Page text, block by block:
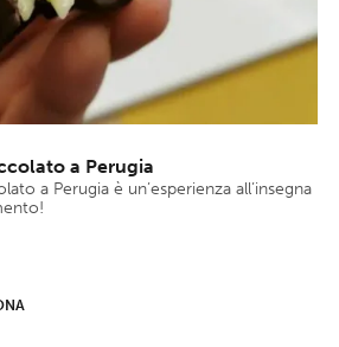
a Perugia
a Perugia è un’esperienza all’insegna